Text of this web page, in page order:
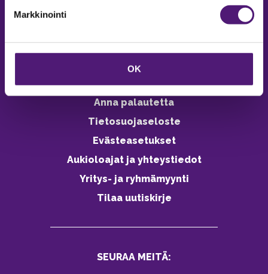
Markkinointi
OK
Vastuullisuus
Ympäristöohjelma
Avoimet työpaikat
Anna palautetta
Tietosuojaseloste
Evästeasetukset
Aukioloajat ja yhteystiedot
Yritys- ja ryhmämyynti
Tilaa uutiskirje
SEURAA MEITÄ: